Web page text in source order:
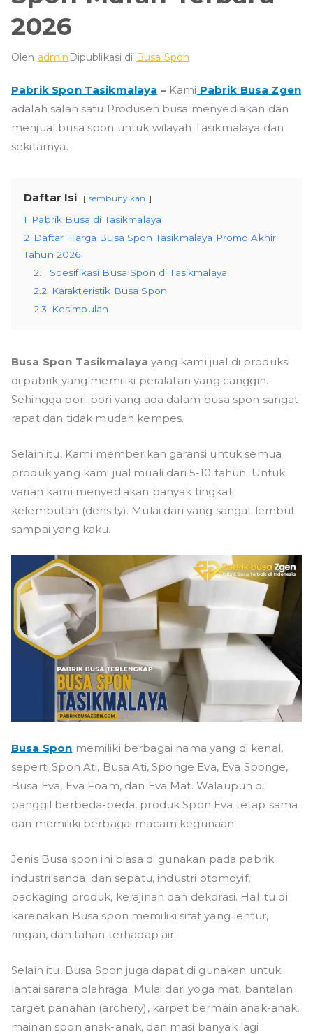
2026
Oleh admin Dipublikasi di Busa Spon
Pabrik Spon Tasikmalaya – Kami Pabrik Busa Zgen
adalah salah satu Produsen busa menyediakan dan
menjual busa spon untuk wilayah Tasikmalaya dan
sekitarnya.
Daftar Isi sembunyikan
1
Pabrik Busa di Tasikmalaya
2 Daftar Harga Busa Spon Tasikmalaya Promo Akhir
Tahun 2026
2.1
Spesifikasi Busa Spon di Tasikmalaya
2.2
Karakteristik Busa Spon
2.3
Kesimpulan
Busa Spon Tasikmalaya yang kami jual di produksi
di pabrik yang memiliki peralatan yang canggih.
Sehingga pori-pori yang ada dalam busa spon sangat
rapat dan tidak mudah kempes.
Selain itu, Kami memberikan garansi untuk semua
produk yang kami jual muali dari 5-10 tahun. Untuk
varian kami menyediakan banyak tingkat
kelembutan (density). Mulai dari yang sangat lembut
sampai yang kaku.
Busa Spon memiliki berbagai nama yang di kenal,
seperti Spon Ati, Busa Ati, Sponge Eva, Eva Sponge,
Busa Eva, Eva Foam, dan Eva Mat. Walaupun di
panggil berbeda-beda, produk Spon Eva tetap sama
dan memiliki berbagai macam kegunaan.
Jenis Busa spon ini biasa di gunakan pada pabrik
industri sandal dan sepatu, industri otomoyif,
packaging produk, kerajinan dan dekorasi. Hal itu di
karenakan Busa spon memiliki sifat yang lentur,
ringan, dan tahan terhadap air.
Selain itu, Busa Spon juga dapat di gunakan untuk
lantai sarana olahraga. Mulai dari yoga mat, bantalan
target panahan (archery), karpet bermain anak-anak,
mainan spon anak-anak, dan masi banyak lagi